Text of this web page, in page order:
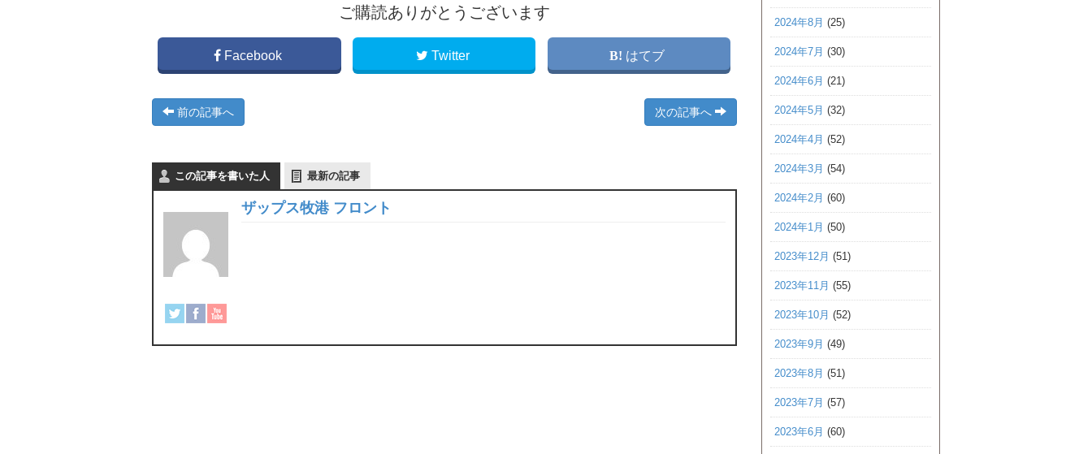
ご購読ありがとうございます
Facebook Twitter はてブ
前の記事へ 次の記事へ
この記事を書いた人 最新の記事
ザップス牧港 フロント
2024年8月 (25)
2024年7月 (30)
2024年6月 (21)
2024年5月 (32)
2024年4月 (52)
2024年3月 (54)
2024年2月 (60)
2024年1月 (50)
2023年12月 (51)
2023年11月 (55)
2023年10月 (52)
2023年9月 (49)
2023年8月 (51)
2023年7月 (57)
2023年6月 (60)